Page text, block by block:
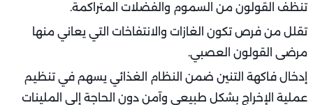
تنظف القولون من السموم والفضلات المتراكمة.
تقلل من فرص تكون الغازات والانتفاخات التي يعاني منها
مرضى القولون العصبي.
إدخال فاكهة التنين ضمن النظام الغذائي يسهم في تنظيم
عملية الإخراج بشكل طبيعي وآمن دون الحاجة إلى الملينات